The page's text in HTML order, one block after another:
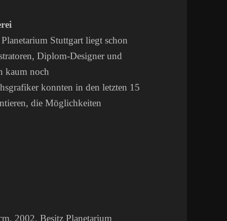
Stuttgart liegt schon
Diplom-Designer und
kaum noch
konnten in den letzten 15
die Möglichkeiten
2002, Besitz Planetarium